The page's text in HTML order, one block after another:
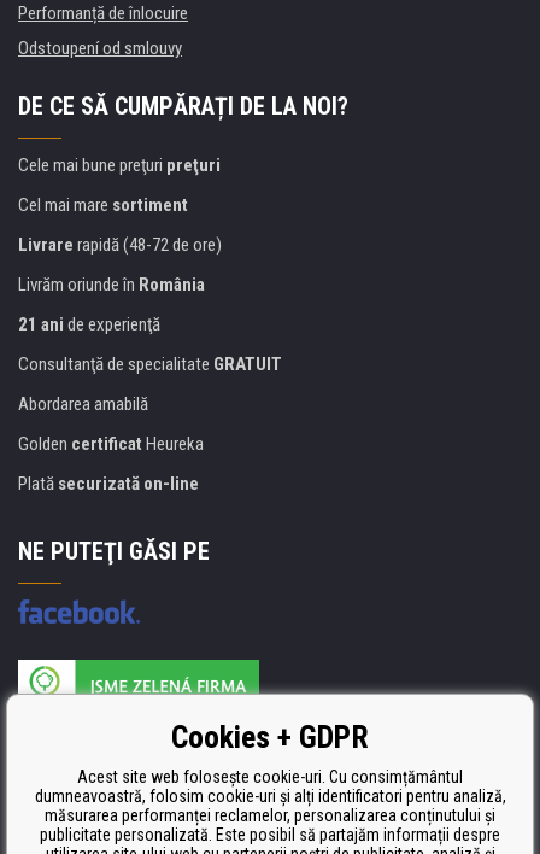
Performanță de înlocuire
Odstoupení od smlouvy
DE CE SĂ CUMPĂRAȚI DE LA NOI?
Cele mai bune preţuri preţuri
Cel mai mare sortiment
Livrare rapidă (48-72 de ore)
Livrăm oriunde în România
21 ani de experienţă
Consultanţă de specialitate GRATUIT
Abordarea amabilă
Golden certificat Heureka
Plată securizată on-line
NE PUTEŢI GĂSI PE
Producătorul umpluturii de rezervă este certificat
ISO 9001, ISO 14001 şi STMC.Cookies + GDPR
Acest site web folosește cookie-uri. Cu consimțământul
dumneavoastră, folosim cookie-uri și alți identificatori pentru analiză,
măsurarea performanței reclamelor, personalizarea conținutului și
publicitate personalizată. Este posibil să partajăm informații despre